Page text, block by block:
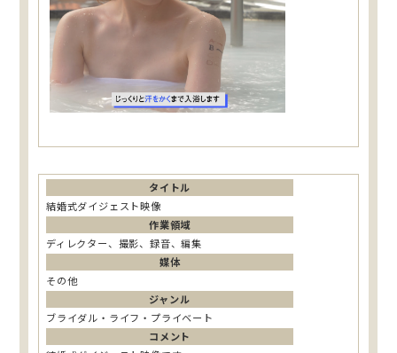
タイトル
結婚式ダイジェスト映像
作業領域
ディレクター、撮影、録音、編集
媒体
その他
ジャンル
ブライダル・ライフ・プライベート
コメント